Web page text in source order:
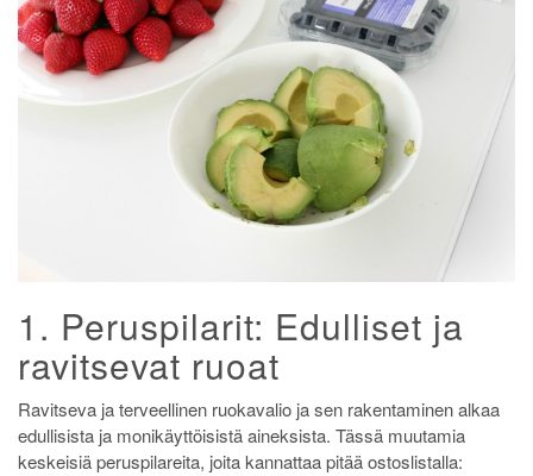
1. Peruspilarit: Edulliset ja
ravitsevat ruoat
Ravitseva ja terveellinen ruokavalio ja sen rakentaminen alkaa
edullisista ja monikäyttöisistä aineksista. Tässä muutamia
keskeisiä peruspilareita, joita kannattaa pitää ostoslistalla: